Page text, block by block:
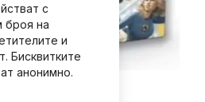
с
броя на
и
Бисквитките
анонимно.